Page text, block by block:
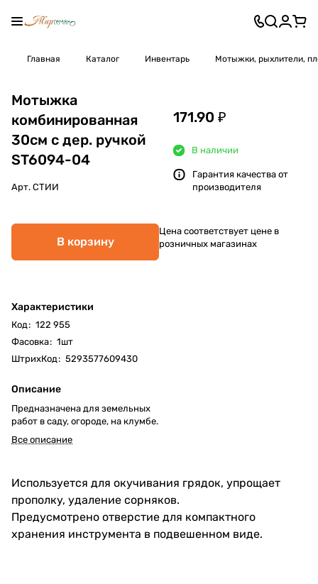
Главная Каталог Инвентарь Мотыжки, рыхлители,
Мотыжка
комбинированная
30см с дер. ручкой
ST6094-04
Арт. СТИИ
В корзину
Характеристики
Код: 122 955
Фасовка: 1шт
ШтрихКод: 5293577609430
Описание
Предназначена для земельных
работ в саду, огороде, на клумбе.
Все описание
171.90 ₽
В наличии
Гарантия качества от
производителя
Цена соответствует цене в
розничных магазинах
Используется для окучивания грядок, упрощает
прополку, удаление сорняков.
Предусмотрено отверстие для компактного
хранения инструмента в подвешенном виде.